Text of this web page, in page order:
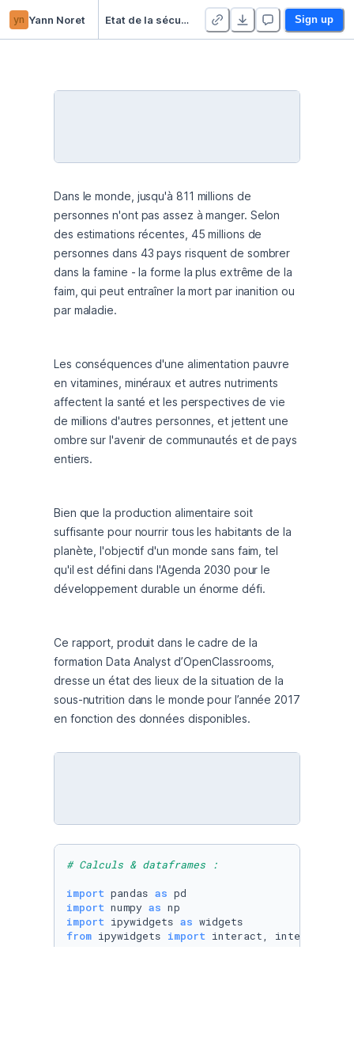
yn Yann Noret Etat de la sécurité alimentaire et de la nutrition dans le monde : une étude des données disponibles sur le FAO pour 2017 Sign up
Dans le monde, jusqu'à 811 millions de
personnes n'ont pas assez à manger. Selon
des estimations récentes, 45 millions de
personnes dans 43 pays risquent de sombrer
dans la famine - la forme la plus extrême de la
faim, qui peut entraîner la mort par inanition ou
par maladie.
Les conséquences d'une alimentation pauvre
en vitamines, minéraux et autres nutriments
affectent la santé et les perspectives de vie
de millions d'autres personnes, et jettent une
ombre sur l'avenir de communautés et de pays
entiers.
Bien que la production alimentaire soit
suffisante pour nourrir tous les habitants de la
planète, l'objectif d'un monde sans faim, tel
qu'il est défini dans l'Agenda 2030 pour le
développement durable un énorme défi.
Ce rapport, produit dans le cadre de la
formation Data Analyst d’OpenClassrooms,
dresse un état des lieux de la situation de la
sous-nutrition dans le monde pour l’année 2017
# Calculs & dataframes :
import pandas as
import numpy as
import ipywidgets as
from ipywidgets import interact,